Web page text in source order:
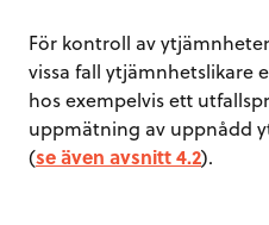
För kontroll av
vissa fall ytjämnhetslikare
hos exempelvis ett
uppmätning av uppnådd
(se även avsnitt 4.2).